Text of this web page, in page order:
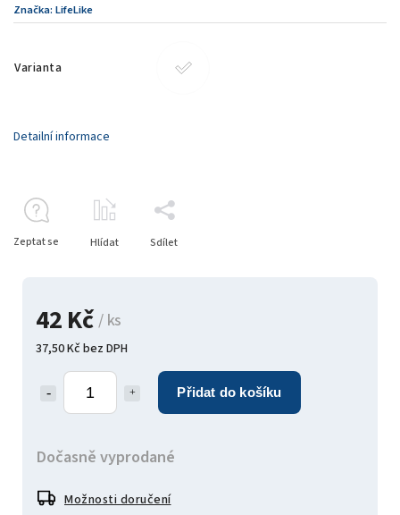
Značka: LifeLike
Varianta
42 Kč/ ks
37,50 Kč bez DPH
Přidat do košíku
Dočasně vyprodané
Možnosti doručení
Detailní informace
Zeptat se Hlídat Sdílet